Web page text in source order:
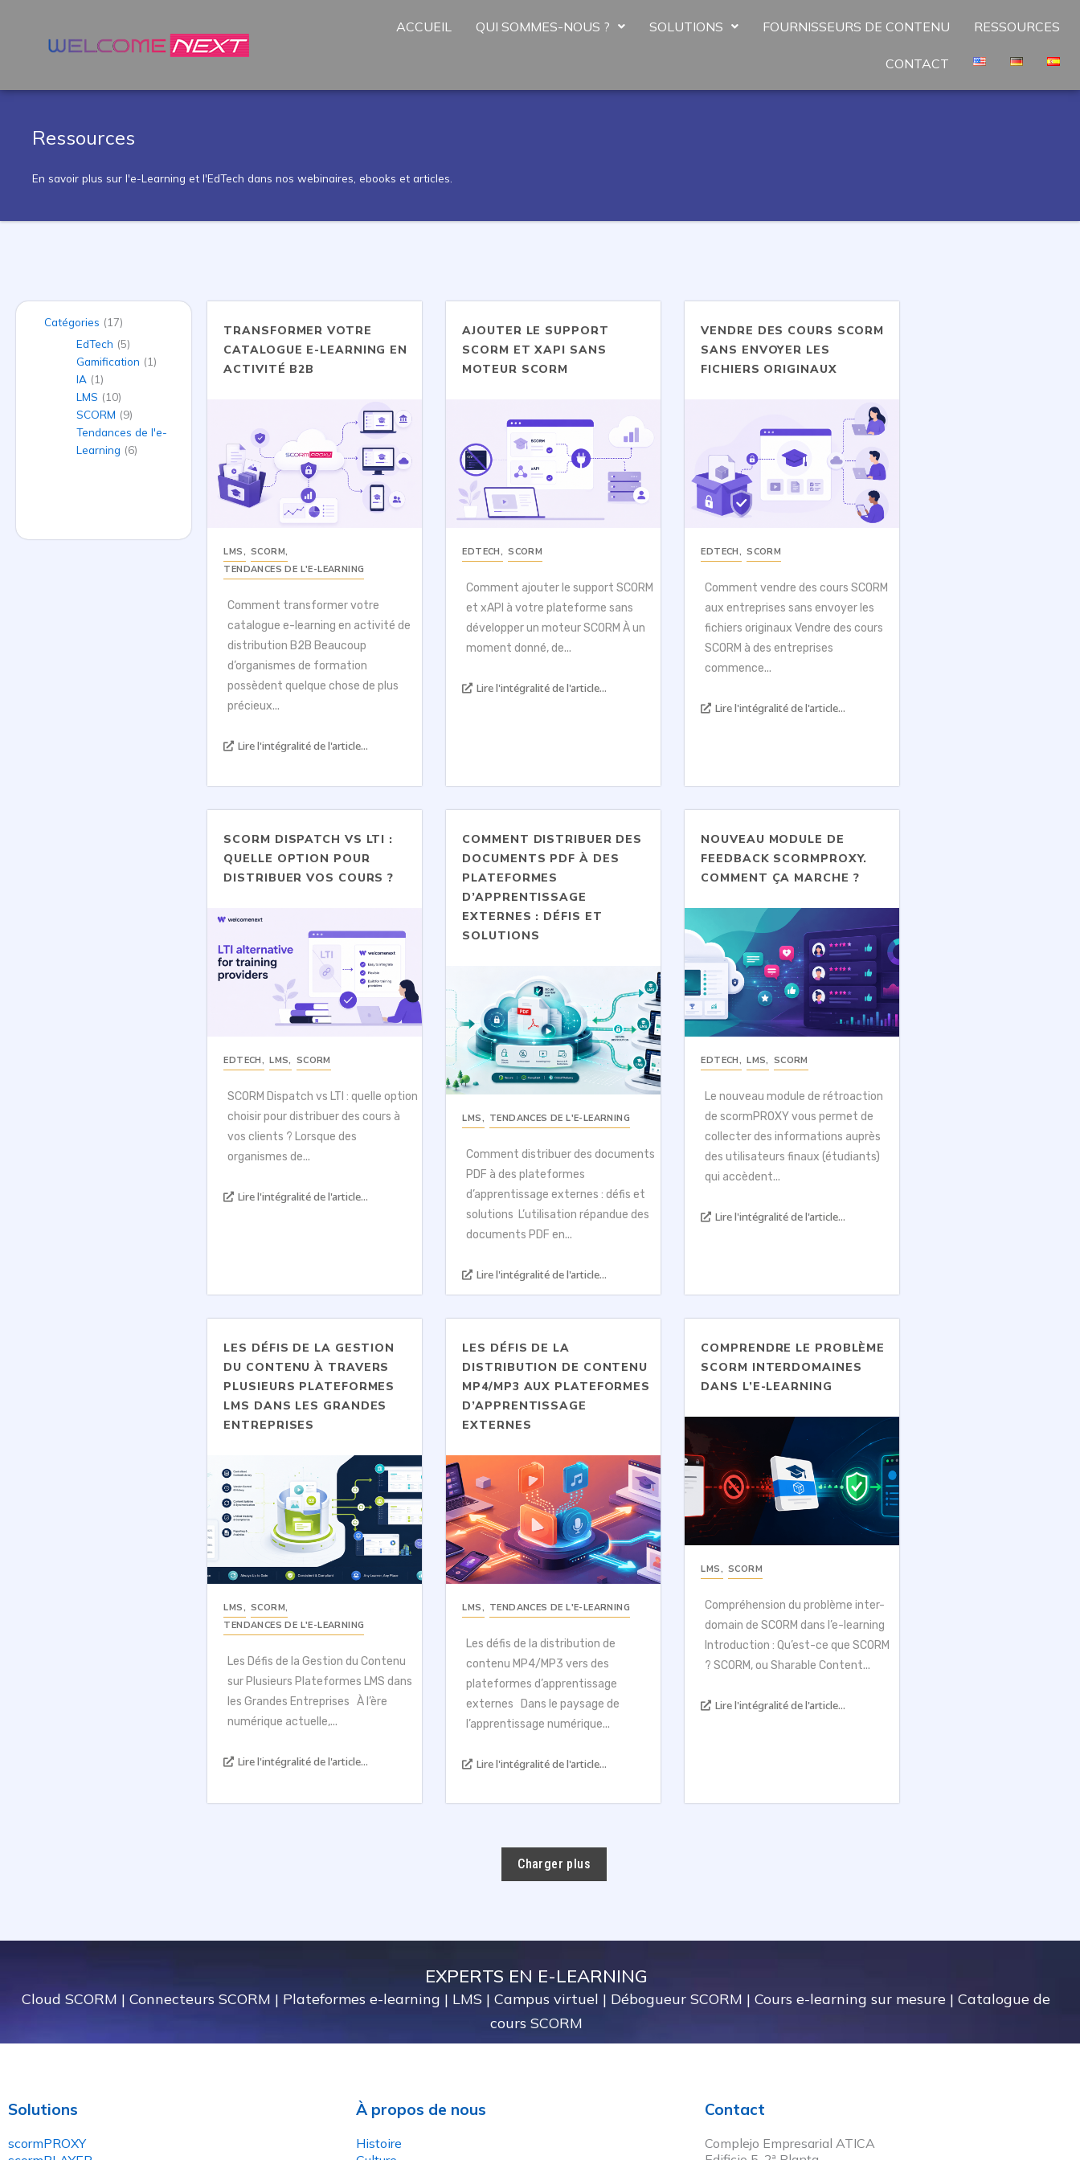
ACCUEIL QUI SOMMES-NOUS ? SOLUTIONS FOURNISSEURS DE CONTENU RESSOURCES
CONTACT
Ressources
En savoir plus sur l'e-Learning et l'EdTech dans nos webinaires, ebooks et articles.
Catégories (17)
EdTech (5)
Gamification (1)
IA (1)
LMS (10)
SCORM (9)
Tendances de l'e-
Learning (6)
TRANSFORMER VOTRE
CATALOGUE E-LEARNING EN
ACTIVITÉ B2B
LMS, SCORM,
TENDANCES DE L'E-LEARNING
Comment transformer votre
catalogue e-learning en activité de
distribution B2B Beaucoup
d’organismes de formation
possèdent quelque chose de plus
précieux...
Lire l'intégralité de l'article...
AJOUTER LE SUPPORT
SCORM ET XAPI SANS
MOTEUR SCORM
EDTECH, SCORM
Comment ajouter le support SCORM
et xAPI à votre plateforme sans
développer un moteur SCORM À un
moment donné, de...
Lire l'intégralité de l'article...
VENDRE DES COURS SCORM
SANS ENVOYER LES
FICHIERS ORIGINAUX
EDTECH, SCORM
Comment vendre des cours SCORM
aux entreprises sans envoyer les
fichiers originaux Vendre des cours
SCORM à des entreprises
commence...
Lire l'intégralité de l'article...
SCORM DISPATCH VS LTI :
QUELLE OPTION POUR
DISTRIBUER VOS COURS ?
EDTECH, LMS, SCORM
SCORM Dispatch vs LTI : quelle option
choisir pour distribuer des cours à
vos clients ? Lorsque des
organismes de...
Lire l'intégralité de l'article...
COMMENT DISTRIBUER DES
DOCUMENTS PDF À DES
PLATEFORMES
D’APPRENTISSAGE
EXTERNES : DÉFIS ET
SOLUTIONS
LMS, TENDANCES DE L'E-LEARNING
Comment distribuer des documents
PDF à des plateformes
d’apprentissage externes : défis et
solutions L’utilisation répandue des
documents PDF en...
Lire l'intégralité de l'article...
NOUVEAU MODULE DE
FEEDBACK SCORMPROXY.
COMMENT ÇA MARCHE ?
EDTECH, LMS, SCORM
Le nouveau module de rétroaction
de scormPROXY vous permet de
collecter des informations auprès
des utilisateurs finaux (étudiants)
qui accèdent...
Lire l'intégralité de l'article...
LES DÉFIS DE LA GESTION
DU CONTENU À TRAVERS
PLUSIEURS PLATEFORMES
LMS DANS LES GRANDES
ENTREPRISES
LMS, SCORM,
TENDANCES DE L'E-LEARNING
Les Défis de la Gestion du Contenu
sur Plusieurs Plateformes LMS dans
les Grandes Entreprises À l’ère
numérique actuelle,...
Lire l'intégralité de l'article...
LES DÉFIS DE LA
DISTRIBUTION DE CONTENU
MP4/MP3 AUX PLATEFORMES
D’APPRENTISSAGE
EXTERNES
LMS, TENDANCES DE L'E-LEARNING
Les défis de la distribution de
contenu MP4/MP3 vers des
plateformes d’apprentissage
externes Dans le paysage de
l’apprentissage numérique...
Lire l'intégralité de l'article...
COMPRENDRE LE PROBLÈME
SCORM INTERDOMAINES
DANS L’E-LEARNING
LMS, SCORM
Compréhension du problème inter-
domain de SCORM dans l’e-learning
Introduction : Qu’est-ce que SCORM
? SCORM, ou Sharable Content...
Lire l'intégralité de l'article...
Charger plus
EXPERTS EN E-LEARNING
Cloud SCORM | Connecteurs SCORM | Plateformes e-learning | LMS | Campus virtuel | Débogueur SCORM | Cours e-learning sur mesure | Catalogue de
cours SCORM
Solutions
scormPROXY
À propos de nous
Histoire
Contact
Complejo Empresarial ATICA